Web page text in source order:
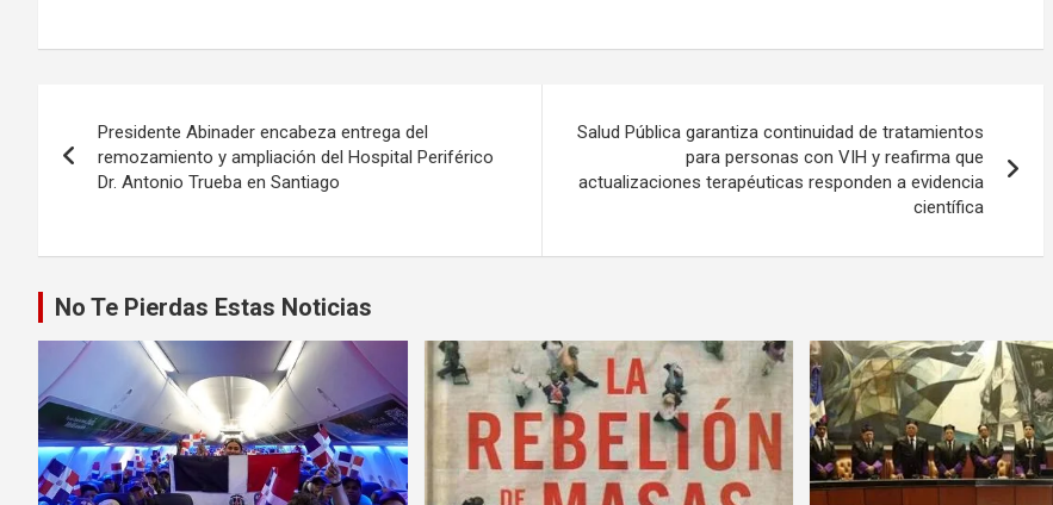
de
Presidente Abinader encabeza entrega del
remozamiento y ampliación del Hospital Periférico
Dr. Antonio Trueba en Santiago
Salud Pública garantiza continuidad de tratamientos
para personas con VIH y reafirma que
actualizaciones terapéuticas responden a evidencia
científica
No Te Pierdas Estas Noticias